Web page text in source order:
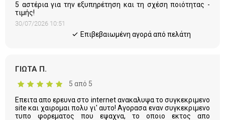
5 αστέρια για την εξυπηρέτηση και τη σχέση ποιότητας -
τιμής!
30/07/2026 10:51
Eπιβεβαιωμένη αγορά από πελάτη
ΓΙΩΤΑ Π.
5 από 5
Επειτα απο ερευνα στο internet ανακαλυψα το συγκεκριμενο
site και χαιρομαι πολυ γι' αυτο! Αγορασα εναν συγκεκριμενο
τυπο φορεματος που εψαχνα, το οποιο εκτος απο